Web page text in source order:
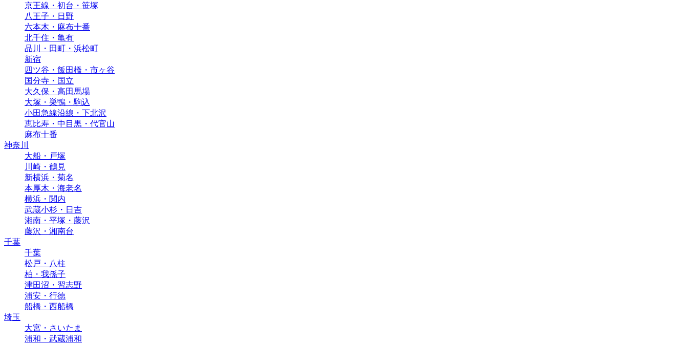
京王線・初台・笹塚
八王子・日野
六本木・麻布十番
北千住・亀有
品川・田町・浜松町
新宿
四ツ谷・飯田橋・市ヶ谷
国分寺・国立
大久保・高田馬場
大塚・巣鴨・駒込
小田急線沿線・下北沢
恵比寿・中目黒・代官山
麻布十番
神奈川
大船・戸塚
川崎・鶴見
新横浜・菊名
本厚木・海老名
横浜・関内
武蔵小杉・日吉
湘南・平塚・藤沢
藤沢・湘南台
千葉
千葉
松戸・八柱
柏・我孫子
津田沼・習志野
浦安・行徳
船橋・西船橋
埼玉
大宮・さいたま
浦和・武蔵浦和